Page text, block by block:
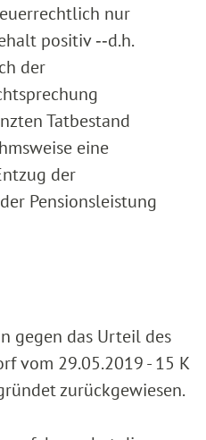
nur
positiv ‑‑d.h.
der
Tatbestand
eine
der
Pensionsleistung
gegen das Urteil des
vom 29.05.2019 - 15 K
zurückgewiesen.